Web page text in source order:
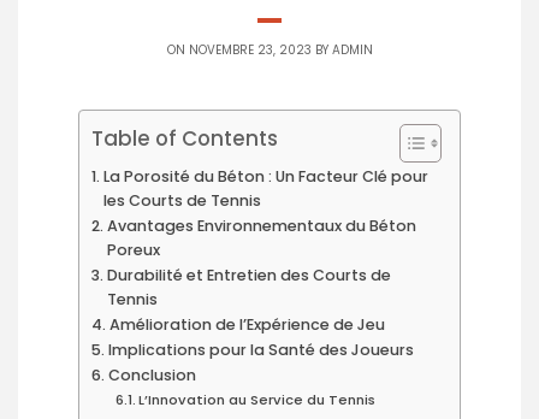
ON NOVEMBRE 23, 2023 BY ADMIN
Table of Contents
La Porosité du Béton : Un Facteur Clé pour
les Courts de Tennis
Avantages Environnementaux du Béton
Poreux
Durabilité et Entretien des Courts de
Tennis
Amélioration de l’Expérience de Jeu
Implications pour la Santé des Joueurs
Conclusion
L’Innovation au Service du Tennis